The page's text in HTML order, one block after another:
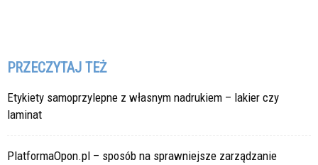
PRZECZYTAJ TEŻ
Etykiety samoprzylepne z własnym nadrukiem – lakier czy
laminat
PlatformaOpon.pl – sposób na sprawniejsze zarządzanie